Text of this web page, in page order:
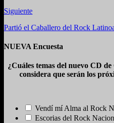
Siguiente
Partió el Caballero del Rock
NUEVA Encuesta
¿Cuáles temas del nuevo CD
considera que serán los
Vendí mí Alma al Rock
Escorias del Rock